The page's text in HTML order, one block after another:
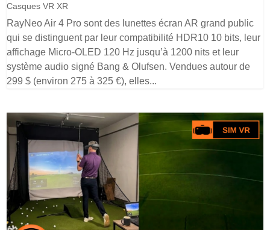
Casques VR XR
RayNeo Air 4 Pro sont des lunettes écran AR grand public
qui se distinguent par leur compatibilité HDR10 10 bits, leur
affichage Micro-OLED 120 Hz jusqu’à 1200 nits et leur
système audio signé Bang & Olufsen. Vendues autour de
299 $ (environ 275 à 325 €), elles...